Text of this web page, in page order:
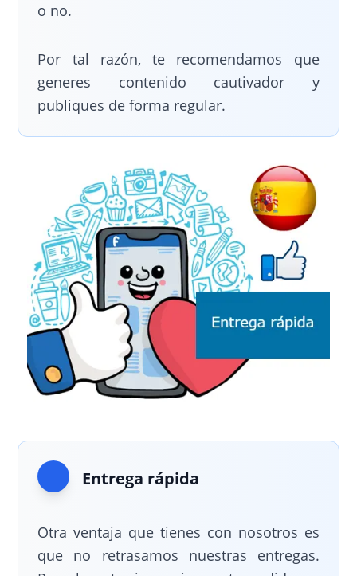
o no.
Por tal razón, te recomendamos que
generes contenido cautivador y
publiques de forma regular.
Entrega rápida
Otra ventaja que tienes con nosotros es
que no retrasamos nuestras entregas.